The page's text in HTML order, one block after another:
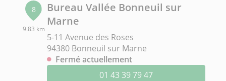
8
9.83 km
Bureau Vallée Bonneuil sur
Marne
5-11 Avenue des Roses
94380 Bonneuil sur Marne
Fermé actuellement
01 43 39 79 47